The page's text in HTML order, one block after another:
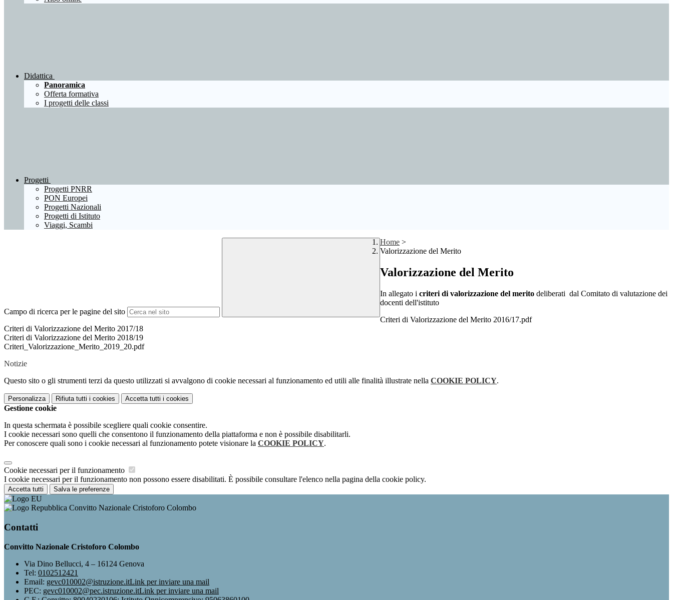
Didattica
Panoramica
Offerta formativa
I progetti delle classi
Progetti
Progetti PNRR
PON Europei
Progetti Nazionali
Progetti di Istituto
Viaggi, Scambi
Campo di ricerca per le pagine del sito
Home >
Valorizzazione del Merito
Valorizzazione del Merito
In allegato i criteri di valorizzazione del merito deliberati dal Comitato di valutazione dei
docenti dell'istituto
Criteri di Valorizzazione del Merito 2016/17.pdf
Criteri di Valorizzazione del Merito 2017/18
Criteri di Valorizzazione del Merito 2018/19
Criteri_Valorizzazione_Merito_2019_20.pdf
Notizie
Questo sito o gli strumenti terzi da questo utilizzati si avvalgono di cookie necessari al funzionamento ed utili alle finalità illustrate nella COOKIE POLICY.
Personalizza Rifiuta tutti i cookies Accetta tutti i cookies
Gestione cookie
In questa schermata è possibile scegliere quali cookie consentire.
I cookie necessari sono quelli che consentono il funzionamento della piattaforma e non è possibile disabilitarli.
Per conoscere quali sono i cookie necessari al funzionamento potete visionare la COOKIE POLICY.
Cookie necessari per il funzionamento
I cookie necessari per il funzionamento non possono essere disabilitati. È possibile consultare l'elenco nella pagina della cookie policy.
Accetta tutti Salva le preferenze
Convitto Nazionale Cristoforo Colombo
Contatti
Convitto Nazionale Cristoforo Colombo
Via Dino Bellucci, 4 – 16124 Genova
Tel: 0102512421
Email: gevc010002@istruzione.itLink per inviare una mail
PEC: gevc010002@pec.istruzione.itLink per inviare una mail